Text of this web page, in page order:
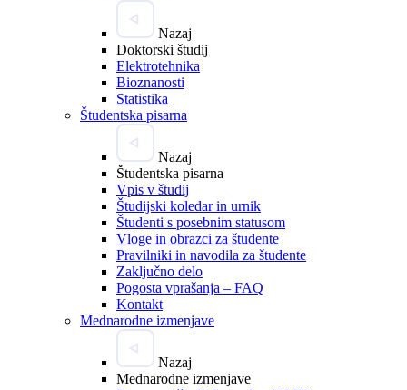
Nazaj
Doktorski študij
Elektrotehnika
Bioznanosti
Statistika
Študentska pisarna
Nazaj
Študentska pisarna
Vpis v študij
Študijski koledar in urnik
Študenti s posebnim statusom
Vloge in obrazci za študente
Pravilniki in navodila za študente
Zaključno delo
Pogosta vprašanja – FAQ
Kontakt
Mednarodne izmenjave
Nazaj
Mednarodne izmenjave